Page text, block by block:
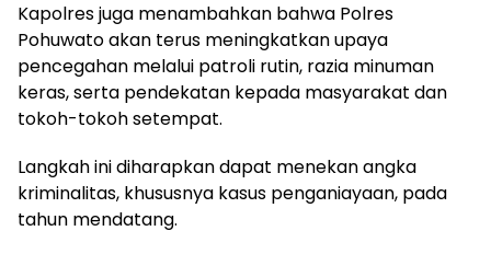
Kapolres juga menambahkan bahwa Polres
Pohuwato akan terus meningkatkan upaya
pencegahan melalui patroli rutin, razia minuman
keras, serta pendekatan kepada masyarakat dan
tokoh-tokoh setempat.
Langkah ini diharapkan dapat menekan angka
kriminalitas, khususnya kasus penganiayaan, pada
tahun mendatang.